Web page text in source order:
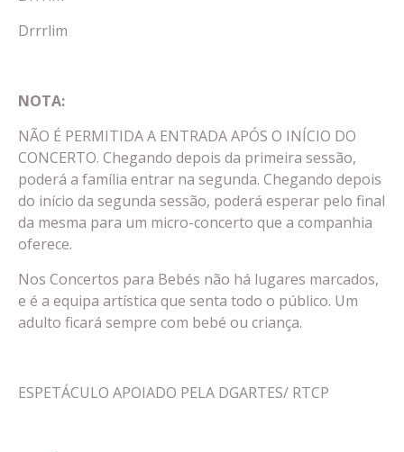
Drrrlim
NOTA:
NÃO É PERMITIDA A ENTRADA APÓS O INÍCIO DO
CONCERTO. Chegando depois da primeira sessão,
poderá a família entrar na segunda. Chegando depois
do início da segunda sessão, poderá esperar pelo final
da mesma para um micro-concerto que a companhia
oferece.
Nos Concertos para Bebés não há lugares marcados,
e é a equipa artística que senta todo o público. Um
adulto ficará sempre com bebé ou criança.
ESPETÁCULO APOIADO PELA DGARTES/ RTCP